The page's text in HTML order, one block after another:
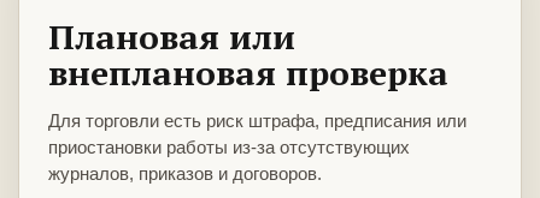
Плановая или
внеплановая проверка
Для торговли есть риск штрафа, предписания или
приостановки работы из-за отсутствующих
журналов, приказов и договоров.